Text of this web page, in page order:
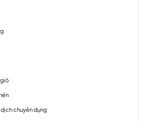
dịch chuyên dụng